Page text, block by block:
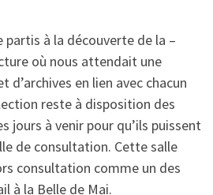
partis à la découverte de la –
où nous attendait une
d’archives en lien avec chacun
reste à disposition des
jours à venir pour qu’ils puissent
de consultation. Cette salle
consultation comme un des
à la Belle de Mai.